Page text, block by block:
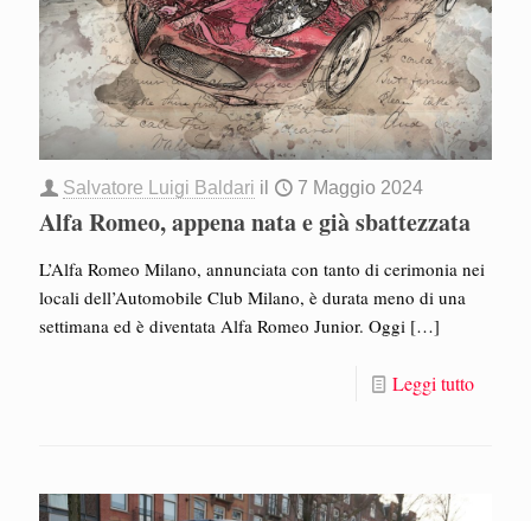
Salvatore Luigi Baldari il 7 Maggio 2024
Alfa Romeo, appena nata e già sbattezzata
L’Alfa Romeo Milano, annunciata con tanto di cerimonia nei
locali dell’Automobile Club Milano, è durata meno di una
settimana ed è diventata Alfa Romeo Junior. Oggi […]
Leggi tutto